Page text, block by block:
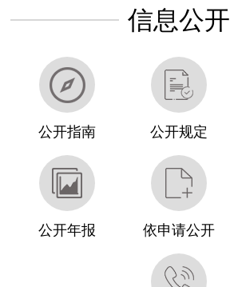
信息公开
公开指南 公开规定
公开年报 依申请公开